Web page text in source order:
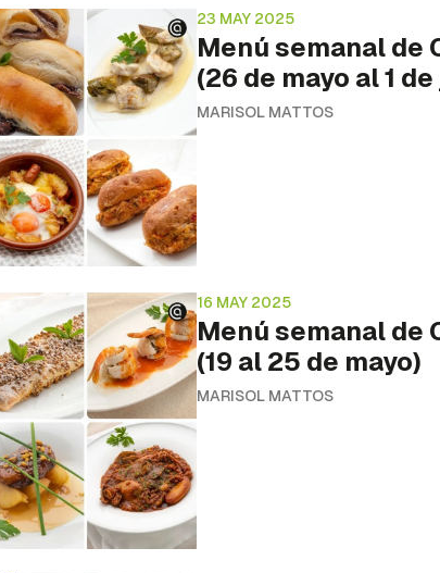
23 MAY 2025
Menú semanal de
(26 de mayo al 1
MARISOL MATTOS
16 MAY 2025
Menú semanal de
(19 al 25 de mayo)
MARISOL MATTOS